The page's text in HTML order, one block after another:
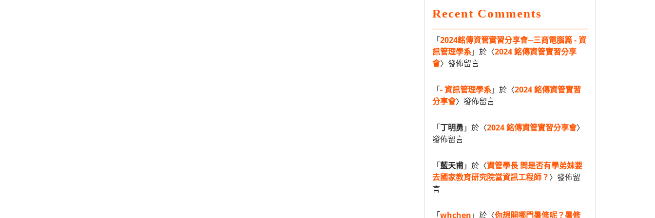
Recent Comments
「2024銘傳資管實習分享會─三商電腦篇 - 資
訊管理學系」於〈2024 銘傳資管實習分享
會〉發佈留言
「- 資訊管理學系」於〈2024 銘傳資管實習
分享會〉發佈留言
「丁明勇 」於〈2024 銘傳資管實習分享會〉
發佈留言
「藍天甫」於〈資管學長 問是否有學弟妹要
去國家教育研究院當資訊工程師？〉發佈留
言
「whchen 」於〈你想開哪門暑修呢？暑修